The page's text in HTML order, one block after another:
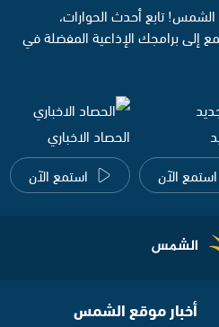
تابع أحدث الحوارات،
إلى برامجك الإذاعية المفضلة في
استمع الآن
الحصاد الاخباري
استمع الآن
أخبار موقع الشمس